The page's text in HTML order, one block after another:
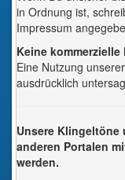
in Ordnung ist,
Impressum
Keine kommerzielle
Eine Nutzung
ausdrücklich
Unsere Klingeltöne
anderen Portalen
werden.